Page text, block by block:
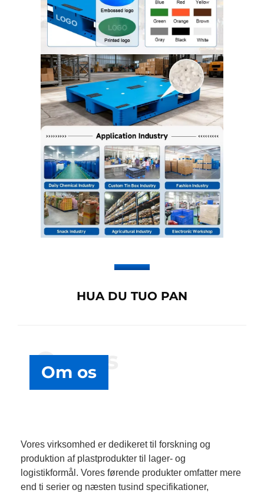
HUA DU TUO PAN
Om os
Om os
Vores virksomhed er dedikeret til forskning og
produktion af plastprodukter til lager- og
logistikformål. Vores førende produkter omfatter mere
end ti serier og næsten tusind specifikationer,